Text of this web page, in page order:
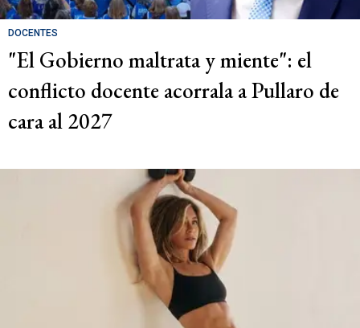
DOCENTES
"El Gobierno maltrata y miente": el
conflicto docente acorrala a Pullaro de
cara al 2027